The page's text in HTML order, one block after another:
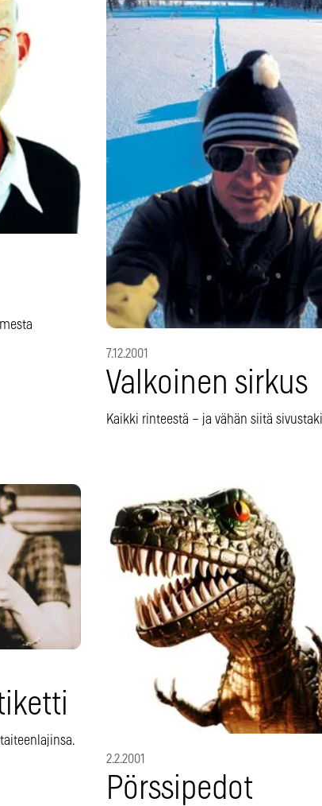
7.12.2001
Valkoinen sirkus
Kaikki rinteestä – ja vähän siitä
2.2.2001
Pörssipedot